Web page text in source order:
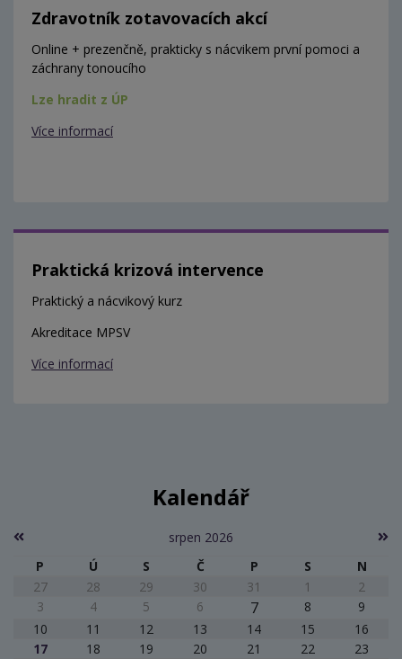
Zdravotník zotavovacích akcí
Online + prezenčně, prakticky s nácvikem první pomoci a
záchrany tonoucího
Lze hradit z ÚP
Více informací
Praktická krizová intervence
Praktický a nácvikový kurz
Akreditace MPSV
Více informací
Kalendář
srpen 2026
P
Ú S Č P S
N
27
28 29 30 31 1
2
3
4 5 6 7 8
9
10
11 12 13 14 15
16
17
18 19 20 21 22
23